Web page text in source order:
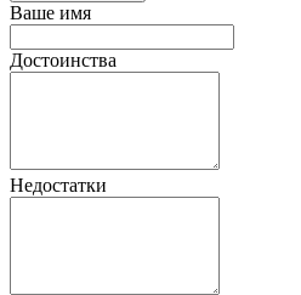
Ваше имя
Достоинства
Недостатки